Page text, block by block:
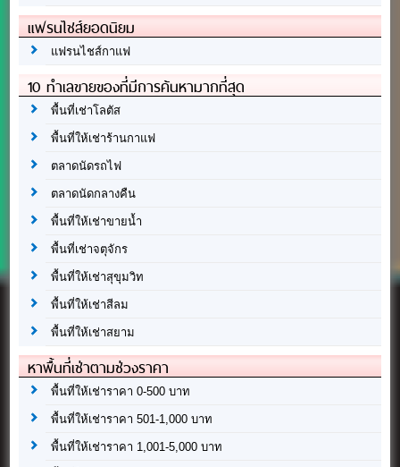
แฟรนไชส์ยอดนิยม
แฟรนไชส์กาแฟ
10 ทำเลขายของที่มีการค้นหามากที่สุด
พื้นที่เช่าโลตัส
พื้นที่ให้เช่าร้านกาแฟ
ตลาดนัดรถไฟ
ตลาดนัดกลางคืน
พื้นที่ให้เช่าขายน้ำ
พื้นที่เช่าจตุจักร
พื้นที่ให้เช่าสุขุมวิท
พื้นที่ให้เช่าสีลม
พื้นที่ให้เช่าสยาม
หาพื้นที่เช่าตามช่วงราคา
พื้นที่ให้เช่าราคา 0-500 บาท
พื้นที่ให้เช่าราคา 501-1,000 บาท
พื้นที่ให้เช่าราคา 1,001-5,000 บาท